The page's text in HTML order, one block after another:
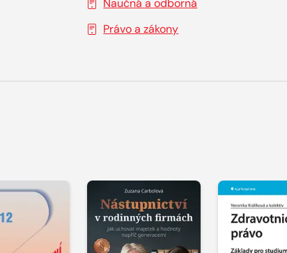
Naučná a odborná
Právo a zákony